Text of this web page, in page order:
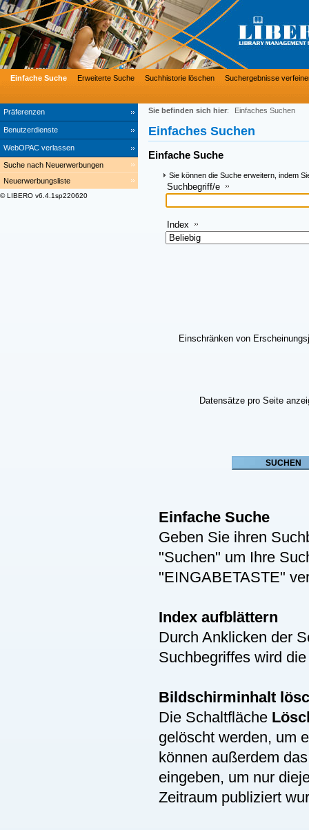
Präferenzen
Benutzerdienste
WebOPAC verlassen
Einfache Suche Erweiterte Suche Suchhistorie löschen Suchergebnisse
Suche nach Neuerwerbungen
Neuerwerbungsliste
© LIBERO v6.4.1sp220620
Sie befinden sich hier: Einfaches Suchen
Einfaches Suchen
Einfache Suche
Sie können die Suche erweitern, indem
Suchbegriff/e
Index
Einschränken von
Datensätze pro Seite
Einfache Suche
Geben Sie ihren
"Suchen" um Ihre
"EINGABETASTE"
Index aufblättern
Durch Anklicken der
Suchbegriffes wird
Bildschirminhalt
Die Schaltfläche
gelöscht werden, um
können außerdem
eingeben, um nur
Zeitraum publiziert